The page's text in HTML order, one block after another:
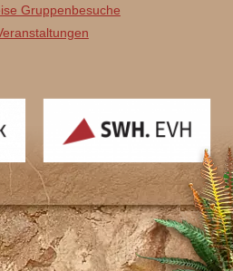
Gruppenbesuche
, angetrieben von WordPress.